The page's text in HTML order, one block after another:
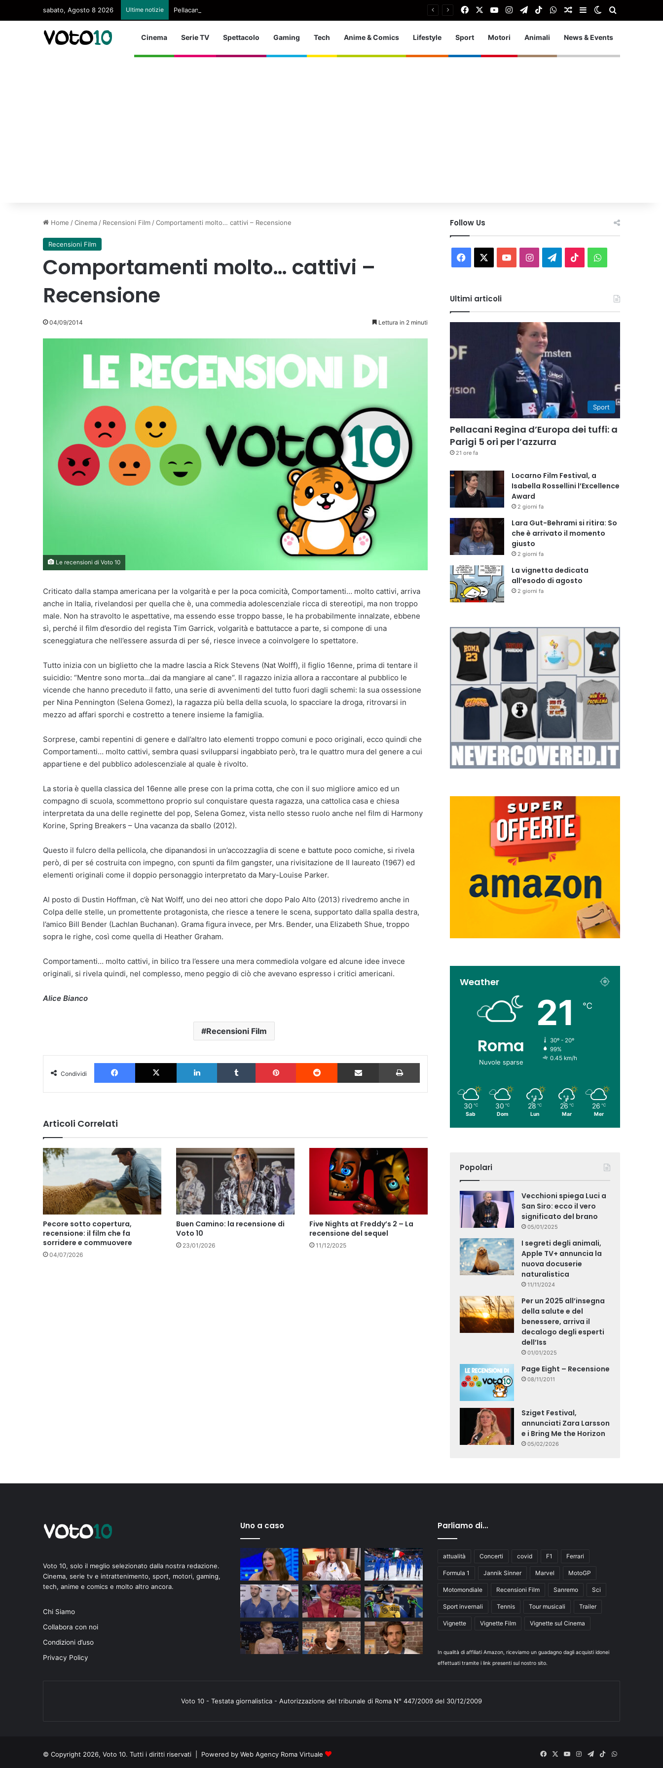
sabato, Agosto 8 2026 Ultime notizie Pellacani Regina d’Europa dei tuffi: a Parigi 5 ori per l’azzurra FacebookYou TubeInstagram
TelegramTikTokWhatsApp
Articolo Random
Barra laterale
Cambia aspetto
Cinema Serie TV Spettacolo Gaming Tech Anime & Comics Lifestyle Sport Motori Animali News & Events
Home /Cinema / Recensioni Film /Comportamenti molto… cattivi – Recensione
Recensioni Film
Comportamenti molto… cattivi –
Recensione
04/09/2014 Lettura in 2 minuti
Le recensioni di Voto 10
Criticato dalla stampa americana per la volgarità e per la poca comicità, Comportamenti… molto cattivi, arriva
anche in Italia, rivelandosi per quella che è, una commedia adolescenziale ricca di stereotipi, ma non troppo
male. Non ha stravolto le aspettative, ma essendo esse troppo basse, le ha probabilmente innalzate, ebbene
sì, perché il film d’esordio del regista Tim Garrick, volgarità e battutacce a parte, si compone di una
sceneggiatura che nell’essere assurda di per sé, riesce invece a coinvolgere lo spettatore.
Tutto inizia con un biglietto che la madre lascia a Rick Stevens (Nat Wolff), il figlio 16enne, prima di tentare il
suicidio: “Mentre sono morta…dai da mangiare al cane“. Il ragazzo inizia allora a raccontare al pubblico le
vicende che hanno preceduto il fatto, una serie di avvenimenti del tutto fuori dagli schemi: la sua ossessione
per Nina Pennington (Selena Gomez), la ragazza più bella della scuola, lo spacciare la droga, ritrovarsi in
mezzo ad affari sporchi e costretto a tenere insieme la famiglia.
Sorprese, cambi repentini di genere e dall’altro lato elementi troppo comuni e poco originali, ecco quindi che
Comportamenti… molto cattivi, sembra quasi svilupparsi ingabbiato però, tra le quattro mura del genere a cui
appartiene e del pubblico adolescenziale al quale è rivolto.
La storia è quella classica del 16enne alle prese con la prima cotta, che con il suo migliore amico ed un
compagno di scuola, scommettono proprio sul conquistare questa ragazza, una cattolica casa e chiesa
interpretata da una delle reginette del pop, Selena Gomez, vista nello stesso ruolo anche nel film di Harmony
Korine, Spring Breakers – Una vacanza da sballo (2012).
Questo il fulcro della pellicola, che dipanandosi in un’accozzaglia di scene e battute poco comiche, si rivela
però, di per sé costruita con impegno, con spunti da film gangster, una rivisitazione de Il laureato (1967) ed
elementi originali come il doppio personaggio interpretato da Mary-Louise Parker.
Al posto di Dustin Hoffman, c’è Nat Wolff, uno dei neo attori che dopo Palo Alto (2013) rivedremo anche in
Colpa delle stelle, un promettente protagonista, che riesce a tenere le scena, supportato dalla spalla destra,
l’amico Bill Bender (Lachlan Buchanan). Grama figura invece, per Mrs. Bender, una Elizabeth Shue, troppo
sopra le righe, così come quella di Heather Graham.
Comportamenti… molto cattivi, in bilico tra l’essere una mera commediola volgare ed alcune idee invece
originali, si rivela quindi, nel complesso, meno peggio di ciò che avevano espresso i critici americani.
Alice Bianco
Recensioni Film
Condividi
Facebook X LinkedIn Tumblr Pinterest Reddit Condividi via Email Stampa
Articoli Correlati
Pecore sotto copertura,
recensione: il film che fa
sorridere e commuovere
04/07/2026
Buen Camino: la recensione di
Voto 10
23/01/2026
Five Nights at Freddy’s 2 – La
recensione del sequel
11/12/2025
Follow Us
Facebook You InstagramTelegram
TikTokWhatsApp
Ultimi articoli
Sport
Pellacani Regina d’Europa dei tuffi: a
Parigi 5 ori per l’azzurra
21 ore fa
Locarno Film Festival, a
Isabella Rossellini l’Excellence
Award
2 giorni fa
Lara Gut-Behrami si ritira: So
che è arrivato il momento
giusto
2 giorni fa
La vignetta dedicata
all’esodo di agosto
2 giorni fa
Weather
Roma
Nuvole sparse
21 ℃
30º - 20º
99%
0.45 km/h
30 ℃
Sab
30 ℃
Dom
28 ℃
Lun
26 ℃
Mar
26 ℃
Mer
Popolari
Vecchioni spiega Luci a
San Siro: ecco il vero
significato del brano
05/01/2025
I segreti degli animali,
Apple TV+ annuncia la
nuova docuserie
naturalistica
11/11/2024
Per un 2025 all’insegna
della salute e del
benessere, arriva il
decalogo degli esperti
dell’Iss
01/01/2025
Page Eight – Recensione
08/11/2011
Sziget Festival,
annunciati Zara Larsson
e i Bring Me the Horizon
05/02/2026
Voto 10, solo il meglio selezionato dalla nostra redazione.
Cinema, serie tv e intrattenimento, sport, motori, gaming,
tech, anime e comics e molto altro ancora.
Chi Siamo
Collabora con noi
Condizioni d’uso
Privacy Policy
Uno a caso Parliamo di…
attualità Concerti covid F1 Ferrari
Formula 1 Jannik Sinner Marvel MotoGP
Motomondiale Recensioni Film Sanremo Sci
Sport invernali Tennis Tour musicali Trailer
Vignette Vignette Film Vignette sul Cinema
In qualità di affiliati Amazon, riceviamo un guadagno dagli acquisti idonei
effettuati tramite i link presenti sul nostro sito.
Voto 10 - Testata giornalistica - Autorizzazione del tribunale di Roma N° 447/2009 del 30/12/2009
© Copyright 2026, Voto 10. Tutti i diritti riservati | Powered by Web Agency Roma Virtuale Facebook
X
YouInstagram
Telegram
TikTokWhatsApp